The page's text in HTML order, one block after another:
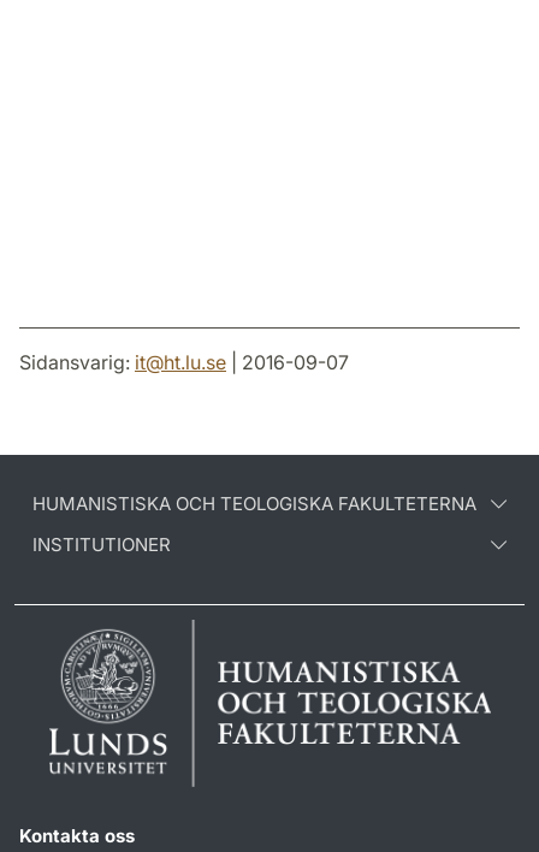
Sidansvarig: it@ht.lu.se | 2016-09-07
HUMANISTISKA OCH TEOLOGISKA FAKULTETERNA
INSTITUTIONER
Kontakta oss